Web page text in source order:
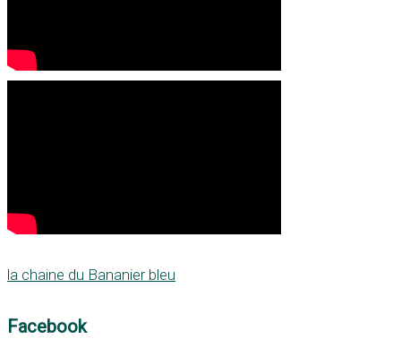
la chaine du Bananier bleu
Facebook